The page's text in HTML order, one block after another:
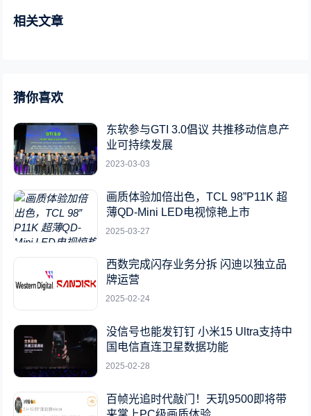
相关文章
猜你喜欢
东软参与GTI 3.0倡议 共推移动信息产
业可持续发展
2023-03-03
画质体验加倍出色，TCL 98”P11K 超
薄QD-Mini LED电视惊艳上市
2025-03-27
西数完成闪存业务分拆 闪迪以独立品
牌运营
2025-02-24
没信号也能发钉钉 小米15 Ultra支持中
国电信直连卫星数据功能
2025-02-28
百帧光追时代敲门！天玑9500即将带